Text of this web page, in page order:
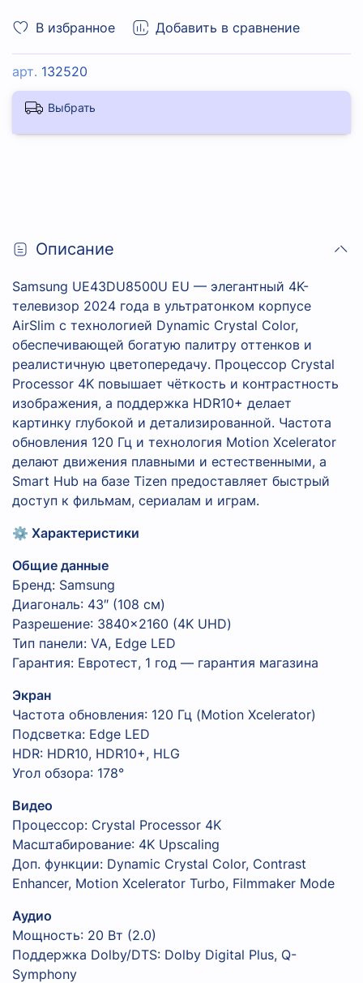
В избранное Добавить в сравнение
арт. 132520
Выбрать
Описание
Samsung UE43DU8500U EU — элегантный 4K-
телевизор 2024 года в ультратонком корпусе
AirSlim с технологией Dynamic Crystal Color,
обеспечивающей богатую палитру оттенков и
реалистичную цветопередачу. Процессор Crystal
Processor 4K повышает чёткость и контрастность
изображения, а поддержка HDR10+ делает
картинку глубокой и детализированной. Частота
обновления 120 Гц и технология Motion Xcelerator
делают движения плавными и естественными, а
Smart Hub на базе Tizen предоставляет быстрый
доступ к фильмам, сериалам и играм.
⚙️ Характеристики
Общие данные
Бренд: Samsung
Диагональ: 43″ (108 см)
Разрешение: 3840×2160 (4K UHD)
Тип панели: VA, Edge LED
Гарантия: Евротест, 1 год — гарантия магазина
Экран
Частота обновления: 120 Гц (Motion Xcelerator)
Подсветка: Edge LED
HDR: HDR10, HDR10+, HLG
Угол обзора: 178°
Видео
Процессор: Crystal Processor 4K
Масштабирование: 4K Upscaling
Доп. функции: Dynamic Crystal Color, Contrast
Enhancer, Motion Xcelerator Turbo, Filmmaker Mode
Аудио
Мощность: 20 Вт (2.0)
Поддержка Dolby/DTS: Dolby Digital Plus, Q-
Symphony